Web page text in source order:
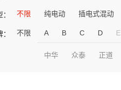
不限 纯电动 插电式混动
不限 A B C D E
中华 众泰 正道